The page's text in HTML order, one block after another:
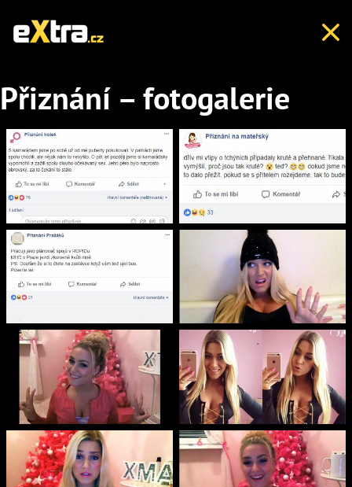
Přiznání – fotogalerie